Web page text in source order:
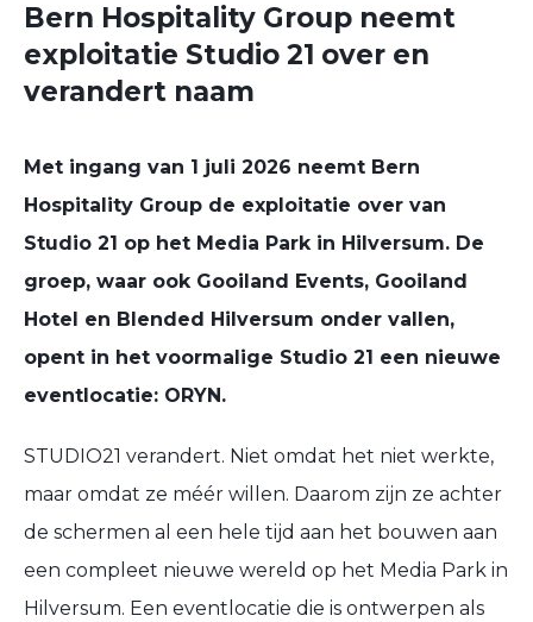
Bern Hospitality Group neemt
exploitatie Studio 21 over en
verandert naam
Met ingang van 1 juli 2026 neemt Bern
Hospitality Group de exploitatie over van
Studio 21 op het Media Park in Hilversum. De
groep, waar ook Gooiland Events, Gooiland
Hotel en Blended Hilversum onder vallen,
opent in het voormalige Studio 21 een nieuwe
eventlocatie: ORYN.
STUDIO21 verandert. Niet omdat het niet werkte,
maar omdat ze méér willen. Daarom zijn ze achter
de schermen al een hele tijd aan het bouwen aan
een compleet nieuwe wereld op het Media Park in
Hilversum. Een eventlocatie die is ontwerpen als